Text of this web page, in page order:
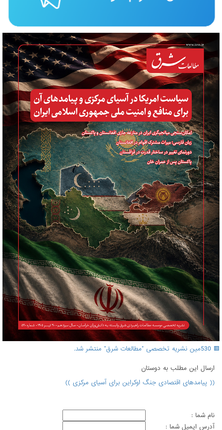
🟥 530مین نشریه تخصصی "مطالعات شرق" منتشر شد.
ارسال اين مطلب به دوستان
(( پیامدهای اقتصادی جنگ اوکراین برای آسیای مرکزی ))
نام شما :
آدرس ايميل شما :